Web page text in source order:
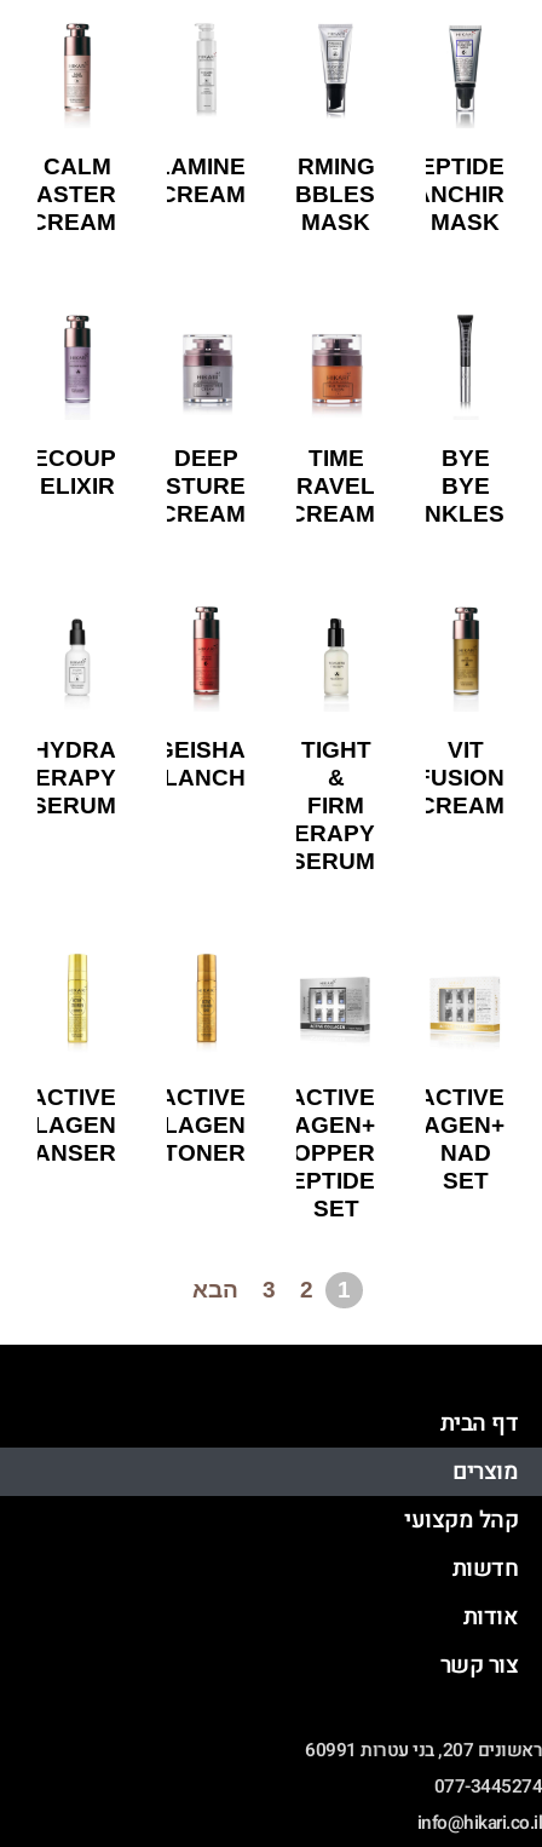
PEPTIDE
BLANCHIR
MASK
FIRMING
BUBBLES
MASK
TROLAMINE
CREAM
CALM
MASTER
CREAM
BYE
BYE
WRINKLES
TIME
TRAVEL
CREAM
DEEP
MOISTURE
CREAM
RECOUP
ELIXIR
VIT
INFUSION
CREAM
TIGHT
&
FIRM
THERAPY
SERUM
GEISHA
BLANCH
HYDRA
THERAPY
SERUM
ACTIVE
COLLAGEN+
NAD
SET
ACTIVE
COLLAGEN+
COPPER
PEPTIDE
SET
ACTIVE
COLLAGEN
TONER
ACTIVE
1
2
3 הבא
דף הבית
מוצרים
קהל מקצועי
חדשות
אודות
צור קשר
207, בני עטרות 60991
077-